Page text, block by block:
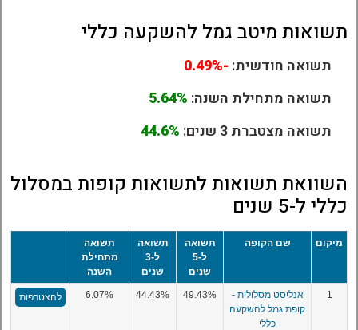
תשואות מיטב גמל להשקעה כללי
תשואה חודשית: -0.49%
תשואה מתחילת השנה: 5.64%
תשואה מצטברת 3 שנים:
44.6%
השוואת תשואות לתשואות קופות במסלול
כללי ל-5 שנים
מיקום שם הקופה
תשואה
ל-5
שנים
תשואה
ל-3
שנים
תשואה
מתחילת
השנה
1
אנליסט מסלולית -
קופת גמל להשקעה
כללי
49.43%
44.43%
6.07% להצטרפות